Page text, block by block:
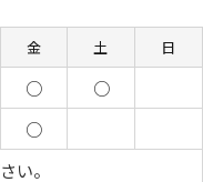
金 土
日
○ ○
○
い。